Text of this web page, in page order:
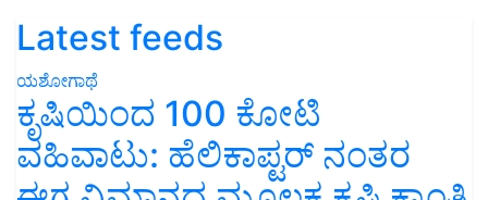
Latest feeds
ಯಶೋಗಾಥೆ
ಕೃಷಿಯಿಂದ 100 ಕೋಟಿ
ವಹಿವಾಟು: ಹೆಲಿಕಾಪ್ಟರ್ ನಂತರ